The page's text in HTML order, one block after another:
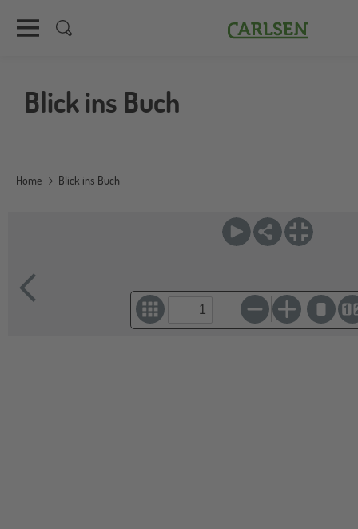
Carlsen
Blick ins Buch
Home Blick ins Buch